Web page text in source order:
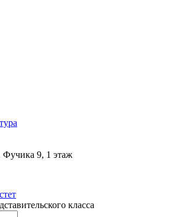
Фучика 9, 1 этаж
класса